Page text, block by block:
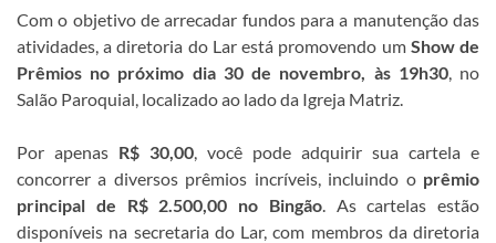
Com o objetivo de arrecadar fundos para a manutenção das
atividades, a diretoria do Lar está promovendo um Show de
Prêmios no próximo dia 30 de novembro, às 19h30, no
Salão Paroquial, localizado ao lado da Igreja Matriz.
Por apenas R$ 30,00, você pode adquirir sua cartela e
concorrer a diversos prêmios incríveis, incluindo oprêmio
principal de R$ 2.500,00 no Bingão. As cartelas estão
disponíveis na secretaria do Lar, com membros da diretoria